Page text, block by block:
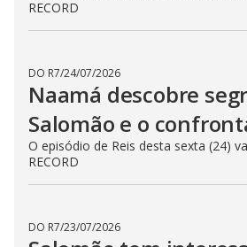
DO R7 30/07/2026
Salomão recebe a
com frieza | Reis
O episódio de Reis desta quinta (30)